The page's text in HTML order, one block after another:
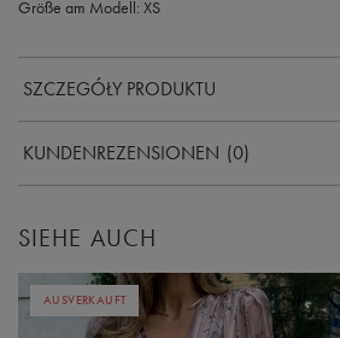
Größe am Modell: XS
SZCZEGÓŁY PRODUKTU
KUNDENREZENSIONEN (0)
SIEHE AUCH
AUSVERKAUFT